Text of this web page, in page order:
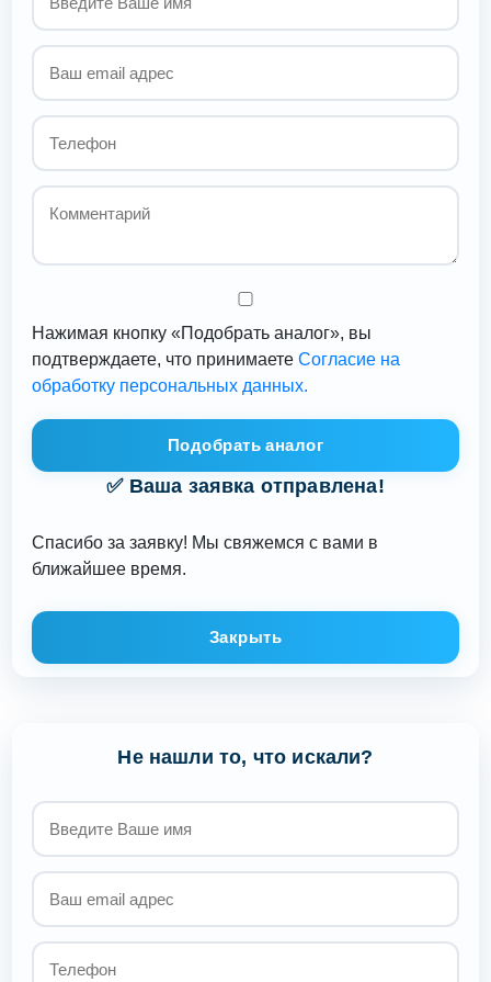
Нажимая кнопку «Подобрать аналог», вы
подтверждаете, что принимаетеСогласие на
обработку персональных данных.
Подобрать аналог
✅ Ваша заявка отправлена!
Спасибо за заявку! Мы свяжемся с вами в
ближайшее время.
Закрыть
Не нашли то, что искали?